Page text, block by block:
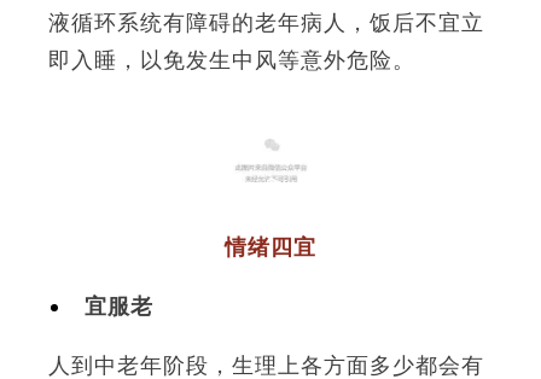
液循环系统有障碍的老年病人，饭后不宜立
即入睡，以免发生中风等意外危险。
3
情绪四宜
宜服老
人到中老年阶段，生理上各方面多少都会有